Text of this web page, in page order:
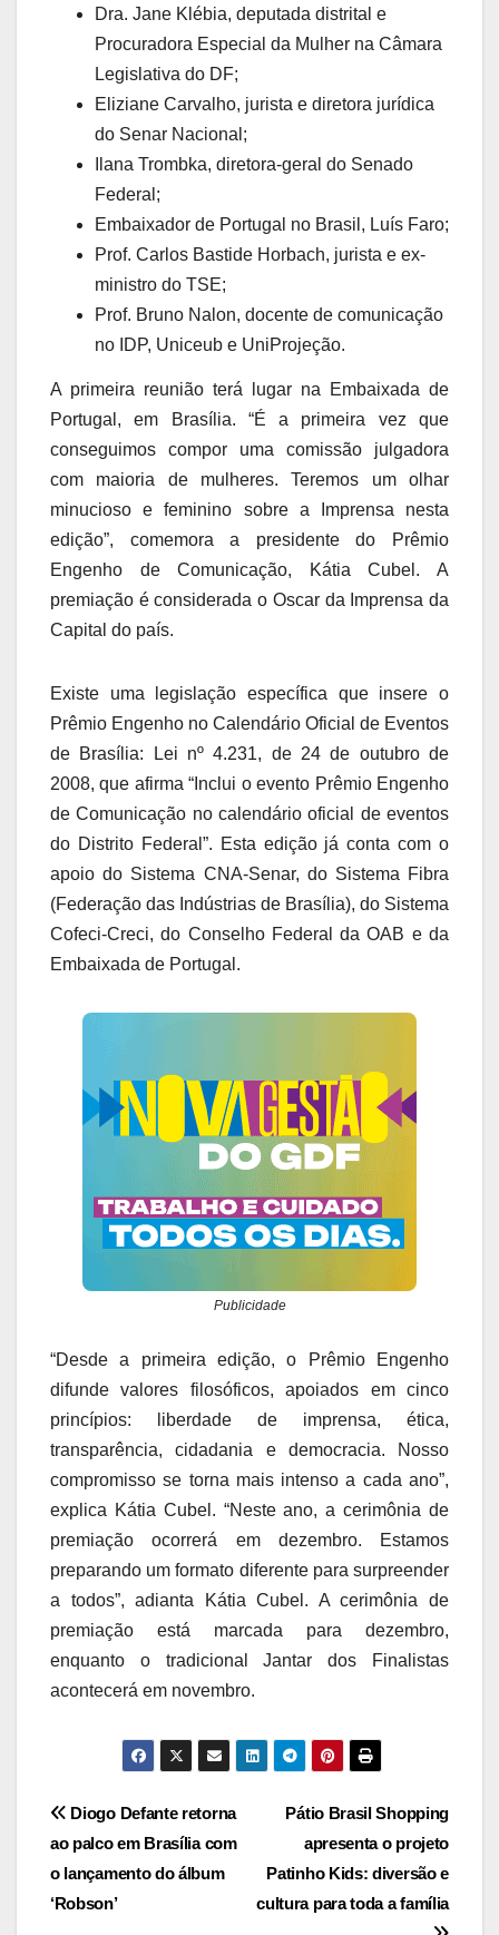
Dra. Jane Klébia, deputada distrital e
Procuradora Especial da Mulher na Câmara
Legislativa do DF;
Eliziane Carvalho, jurista e diretora jurídica
do Senar Nacional;
Ilana Trombka, diretora-geral do Senado
Federal;
Embaixador de Portugal no Brasil, Luís Faro;
Prof. Carlos Bastide Horbach, jurista e ex-
ministro do TSE;
Prof. Bruno Nalon, docente de comunicação
no IDP, Uniceub e UniProjeção.
A primeira reunião terá lugar na Embaixada de
Portugal, em Brasília. “É a primeira vez que
conseguimos compor uma comissão julgadora
com maioria de mulheres. Teremos um olhar
minucioso e feminino sobre a Imprensa nesta
edição”, comemora a presidente do Prêmio
Engenho de Comunicação, Kátia Cubel. A
premiação é considerada o Oscar da Imprensa da
Capital do país.
Existe uma legislação específica que insere o
Prêmio Engenho no Calendário Oficial de Eventos
de Brasília: Lei nº 4.231, de 24 de outubro de
2008, que afirma “Inclui o evento Prêmio Engenho
de Comunicação no calendário oficial de eventos
do Distrito Federal”. Esta edição já conta com o
apoio do Sistema CNA-Senar, do Sistema Fibra
(Federação das Indústrias de Brasília), do Sistema
Cofeci-Creci, do Conselho Federal da OAB e da
Embaixada de Portugal.
Publicidade
“Desde a primeira edição, o Prêmio Engenho
difunde valores filosóficos, apoiados em cinco
princípios: liberdade de imprensa, ética,
transparência, cidadania e democracia. Nosso
compromisso se torna mais intenso a cada ano”,
explica Kátia Cubel. “Neste ano, a cerimônia de
premiação ocorrerá em dezembro. Estamos
preparando um formato diferente para surpreender
a todos”, adianta Kátia Cubel. A cerimônia de
premiação está marcada para dezembro,
enquanto o tradicional Jantar dos Finalistas
acontecerá em novembro.
Navegação
de
Post
Pátio Brasil Shopping
apresenta o projeto
Patinho Kids: diversão e
cultura para toda a família
Diogo Defante retorna
ao palco em Brasília com
o lançamento do álbum
‘Robson’